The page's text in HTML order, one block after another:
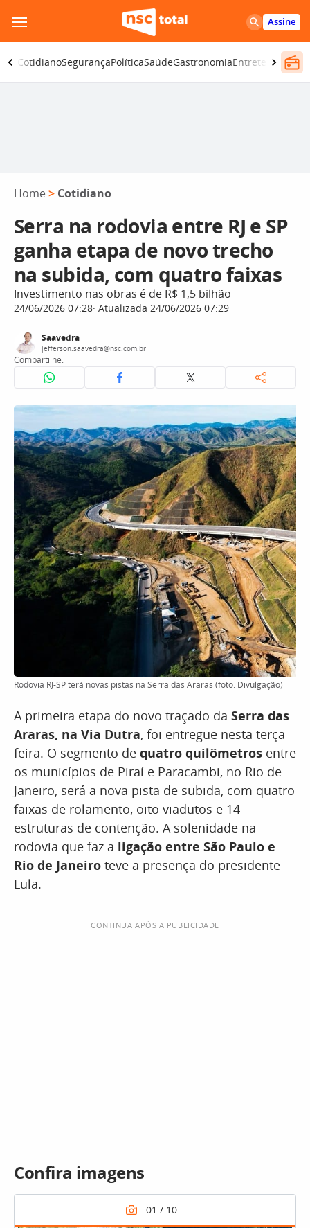
para
o
conteúdo
Assine
CotidianoSegurançaPolíticaSaúdeGastronomiaEntretenimento
Home > Cotidiano
Serra na rodovia entre RJ e SP
ganha etapa de novo trecho
na subida, com quatro faixas
Investimento nas obras é de R$ 1,5 bilhão
24/06/2026 07:28 Atualizada 24/06/2026 07:29
Saavedra
jefferson.saavedra@nsc.com.br
Compartilhe:
Rodovia RJ-SP terá novas pistas na Serra das Araras (foto: Divulgação)
A primeira etapa do novo traçado da Serra das
Araras, na Via Dutra, foi entregue nesta terça-
feira. O segmento de quatro quilômetros entre
os municípios de Piraí e Paracambi, no Rio de
Janeiro, será a nova pista de subida, com quatro
faixas de rolamento, oito viadutos e 14
estruturas de contenção. A solenidade na
rodovia que faz a ligação entre São Paulo e
Rio de Janeiro teve a presença do presidente
Lula.
CONTINUA APÓS A PUBLICIDADE
Confira imagens